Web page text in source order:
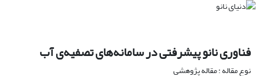
فناوری نانو پیشرفتی در سامانه‌های تصفیه‌ی آب
نوع مقاله : مقاله پژوهشی